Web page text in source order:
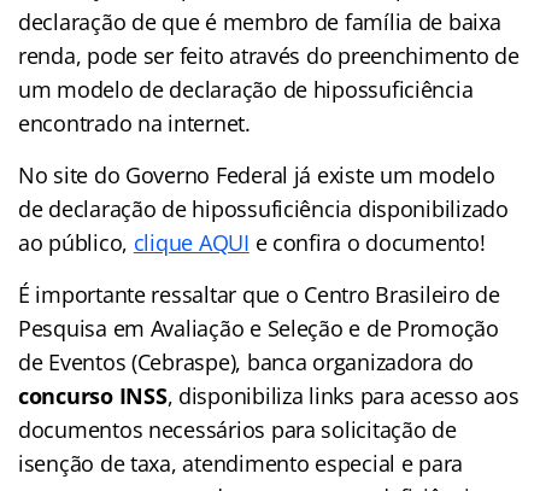
declaração de que é membro de família de baixa
renda, pode ser feito através do preenchimento de
um modelo de declaração de hipossuficiência
encontrado na internet.
No site do Governo Federal já existe um modelo
de declaração de hipossuficiência disponibilizado
ao público, clique AQUI e confira o documento!
É importante ressaltar que o Centro Brasileiro de
Pesquisa em Avaliação e Seleção e de Promoção
de Eventos (Cebraspe), banca organizadora do
concurso INSS, disponibiliza links para acesso aos
documentos necessários para solicitação de
isenção de taxa, atendimento especial e para